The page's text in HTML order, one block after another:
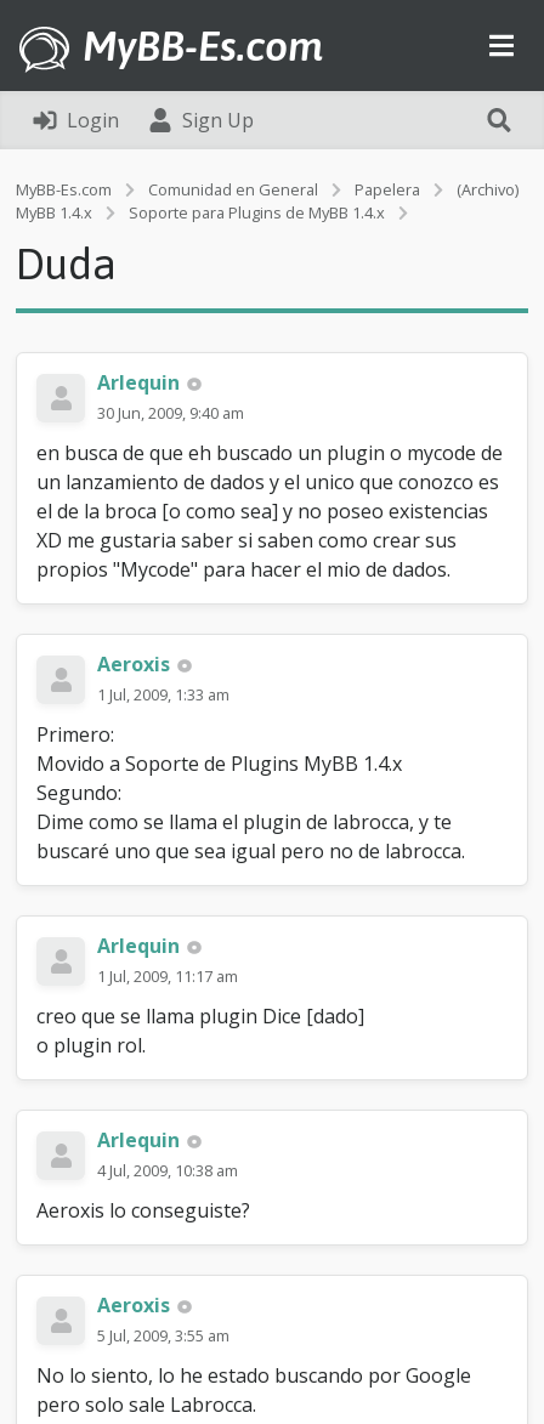
MyBB-Es.com
Login Sign Up
MyBB-Es.com Comunidad en General Papelera
(Archivo)
MyBB 1.4.x
Soporte para Plugins de MyBB 1.4.x
Duda
Arlequin
30 Jun, 2009, 9:40 am
en busca de que eh buscado un plugin o mycode de
un lanzamiento de dados y el unico que conozco es
el de la broca [o como sea] y no poseo existencias
XD me gustaria saber si saben como crear sus
propios "Mycode" para hacer el mio de dados.
Aeroxis
1 Jul, 2009, 1:33 am
Primero:
Movido a Soporte de Plugins MyBB 1.4.x
Segundo:
Dime como se llama el plugin de labrocca, y te
buscaré uno que sea igual pero no de labrocca.
Arlequin
1 Jul, 2009, 11:17 am
creo que se llama plugin Dice [dado]
o plugin rol.
Arlequin
4 Jul, 2009, 10:38 am
Aeroxis lo conseguiste?
Aeroxis
5 Jul, 2009, 3:55 am
No lo siento, lo he estado buscando por Google
pero solo sale Labrocca.